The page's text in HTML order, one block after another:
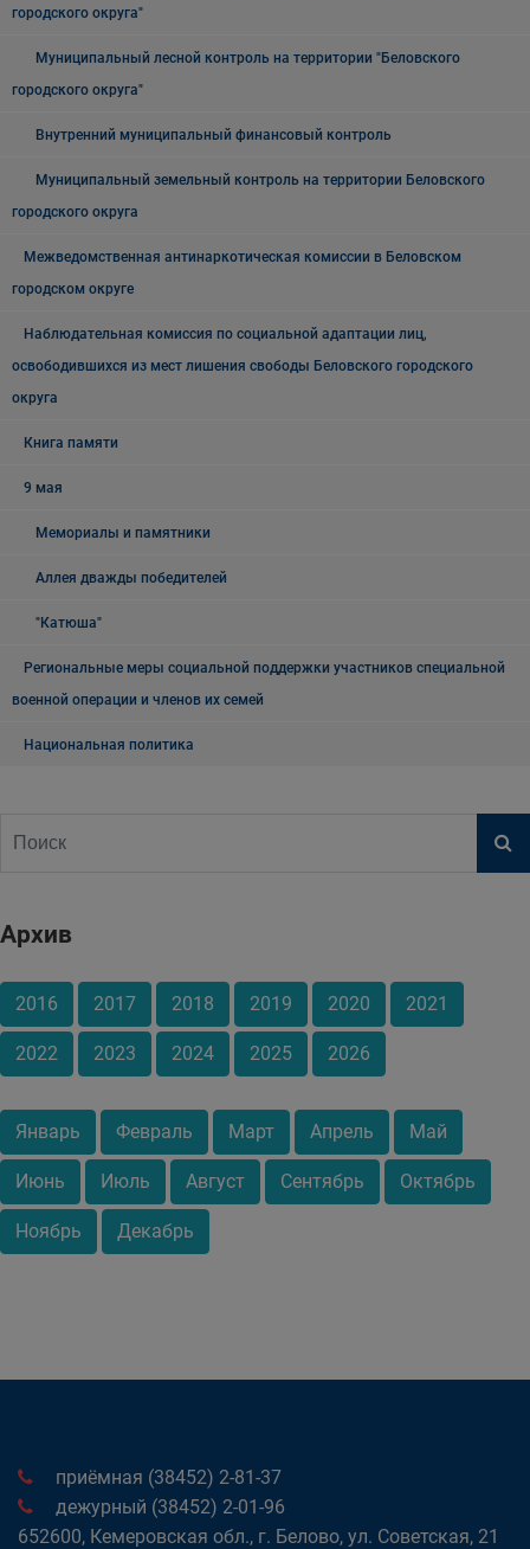
городского округа"
Муниципальный лесной контроль на территории "Беловского
городского округа"
Внутренний муниципальный финансовый контроль
Муниципальный земельный контроль на территории Беловского
городского округа
Межведомственная антинаркотическая комиссии в Беловском
городском округе
Наблюдательная комиссия по социальной адаптации лиц,
освободившихся из мест лишения свободы Беловского городского
округа
Книга памяти
9 мая
Мемориалы и памятники
Аллея дважды победителей
"Катюша"
Региональные меры социальной поддержки участников специальной
военной операции и членов их семей
Национальная политика
Архив
2016 2017 2018 2019 2020 2021
2022 2023 2024 2025 2026
Январь Февраль Март Апрель Май
Июнь Июль Август Сентябрь Октябрь
Ноябрь Декабрь
приёмная (38452) 2-81-37
дежурный (38452) 2-01-96
652600, Кемеровская обл., г. Белово, ул. Советская, 21